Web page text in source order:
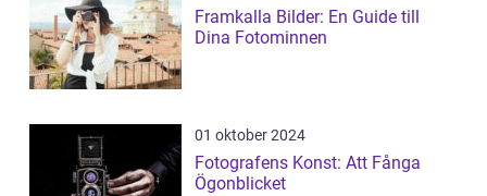
Framkalla Bilder: En Guide till
Dina Fotominnen
01 oktober 2024
Fotografens Konst: Att Fånga
Ögonblicket